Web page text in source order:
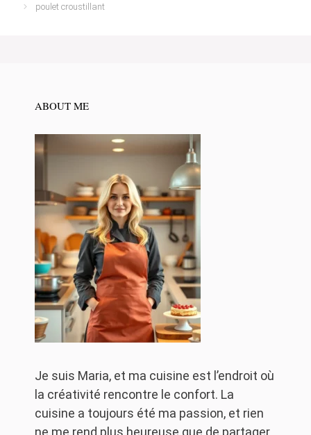
poulet croustillant
ABOUT ME
Je suis Maria, et ma cuisine est l’endroit où
la créativité rencontre le confort. La
cuisine a toujours été ma passion, et rien
ne me rend plus heureuse que de partager